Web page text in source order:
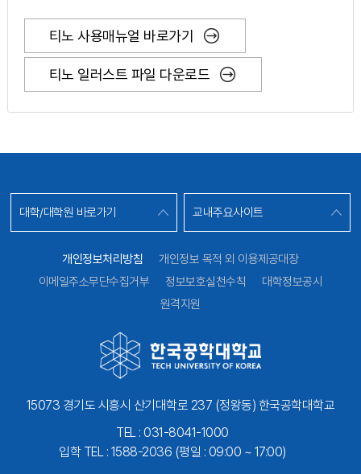
티노 사용매뉴얼 바로가기
티노 일러스트 파일 다운로드
대학/대학원 바로가기 교내주요사이트
개인정보처리방침
개인정보 목적 외 이용제공대장
이메일주소무단수집거부
정보보호실천수칙
대학정보공시
원격지원
15073 경기도 시흥시 산기대학로 237 (정왕동) 한국공학대학교
TEL : 031-8041-1000
입학 TEL : 1588-2036 (평일 : 09:00 ~ 17:00)